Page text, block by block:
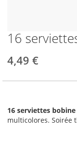
Skip
to
the
beginning
16
4,49 €
16 serviettes
multicolores. Soirée